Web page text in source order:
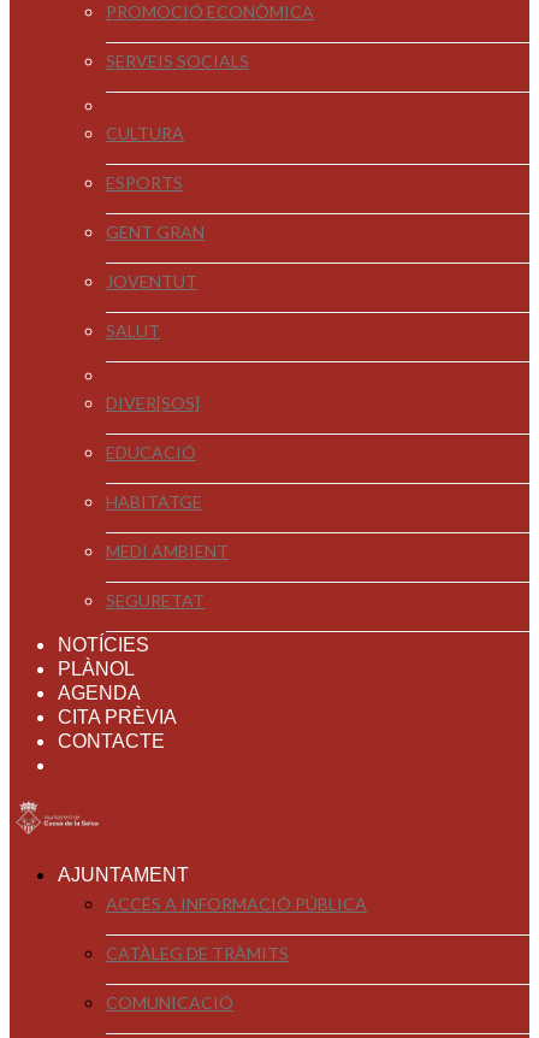
PROMOCIÓ ECONÒMICA
SERVEIS SOCIALS
CULTURA
ESPORTS
GENT GRAN
JOVENTUT
SALUT
DIVER[SOS]
EDUCACIÓ
HABITATGE
MEDI AMBIENT
SEGURETAT
NOTÍCIES
PLÀNOL
AGENDA
CITA PRÈVIA
CONTACTE
AJUNTAMENT
ACCÉS A INFORMACIÓ PÚBLICA
CATÀLEG DE TRÀMITS
COMUNICACIÓ